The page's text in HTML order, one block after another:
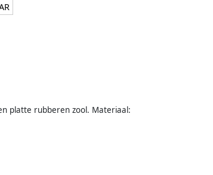
platte rubberen zool. Materiaal: